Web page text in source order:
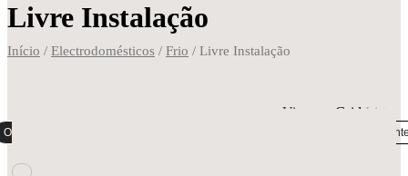
Livre Instalação
Início / Electrodomésticos / Frio / Livre Instalação
View on Grid List
Ordenação padrão Ordenar por mais